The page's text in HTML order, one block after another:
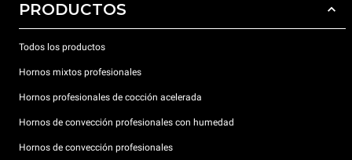
PRODUCTOS
Todos los productos
Hornos mixtos profesionales
Hornos profesionales de cocción acelerada
Hornos de convección profesionales con humedad
Hornos de convección profesionales